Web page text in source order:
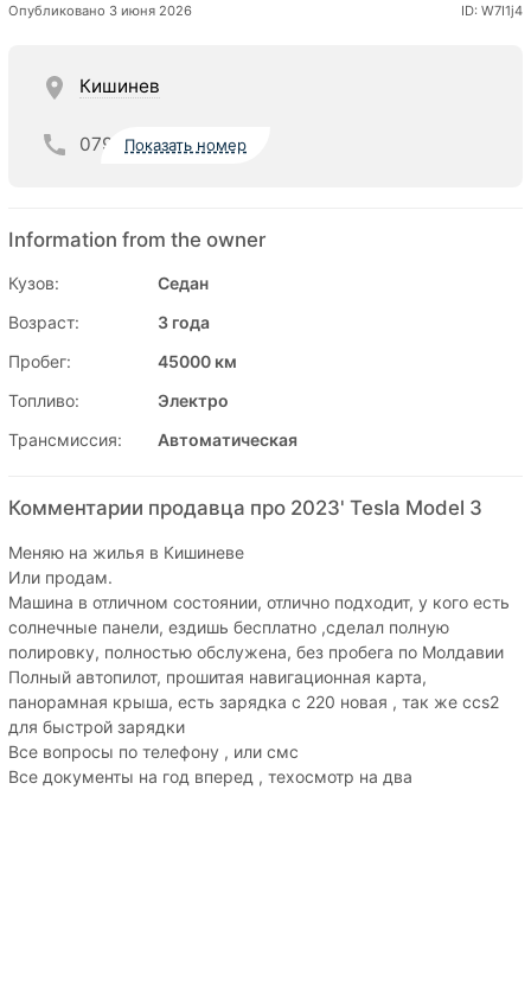
Опубликовано 3 июня 2026 ID: W7I1j4
Кишинев
079 Показать номер
Information from the owner
Кузов:
Седан
Возраст:
3 года
Пробег:
45000 км
Топливо:
Электро
Трансмиссия:
Автоматическая
Комментарии продавца про 2023' Tesla Model 3
Меняю на жилья в Кишиневе
Или продам.
Машина в отличном состоянии, отлично подходит, у кого есть
солнечные панели, ездишь бесплатно ,сделал полную
полировку, полностью обслужена, без пробега по Молдавии
Полный автопилот, прошитая навигационная карта,
панорамная крыша, есть зарядка с 220 новая , так же ccs2
для быстрой зарядки
Все вопросы по телефону , или смс
Все документы на год вперед , техосмотр на два